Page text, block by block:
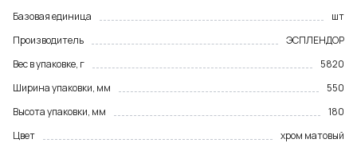
Базовая единица
шт
Производитель
ЭСПЛЕНДОР
Вес в упаковке, г
5820
Ширина упаковки, мм
550
Высота упаковки, мм
180
Цвет
хром матовый